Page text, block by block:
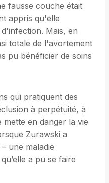
fausse couche était
appris qu'elle
Mais, en
totale de l'avortement
pu bénéficier de soins
qui pratiquent des
à perpétuité, à
mette en danger la vie
Zurawski a
une maladie
a pu se faire